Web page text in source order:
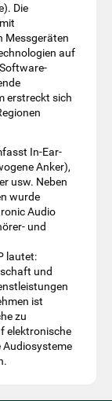
Die
Messgeräten
auf
erstreckt sich
In-Ear-
Anker),
usw. Neben
wurde
Audio
und
lautet:
und
ist
zu
elektronische